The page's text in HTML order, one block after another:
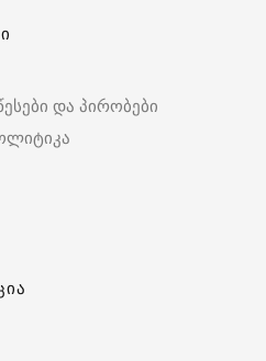
და პირობები